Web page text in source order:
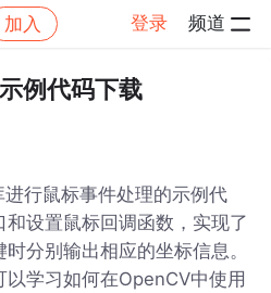
加入 登录 频道
帖子详情
例代码下载
行鼠标事件处理的示例代
设置鼠标回调函数，实现了
分别输出相应的坐标信息。
学习如何在OpenCV中使用